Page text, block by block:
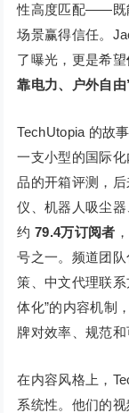
性高度匹配——既
场景赢得信任。
了曝光，更是希望
靠电力、户外自由
TechUtopia 的故
一支小型的国际
品的开箱评测，
仪、机器人吸尘
约 79.4万订阅者
号之一。频道团
策、中文代理联
体化”的内容机制
牌对效率、规范和
在内容风格上，
系统性。他们的视